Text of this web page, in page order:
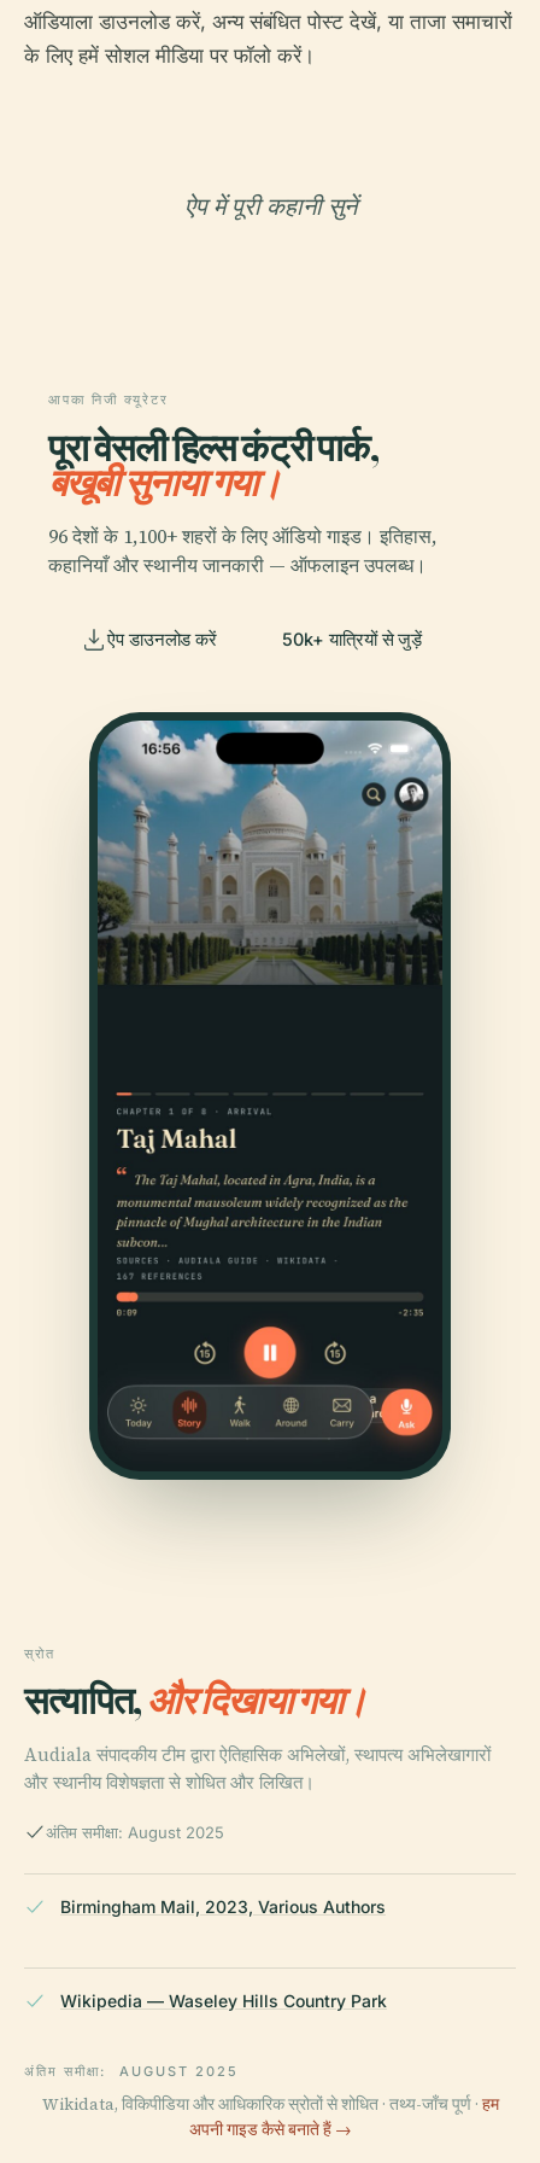
ऑडियाला डाउनलोड करें, अन्य संबंधित पोस्ट देखें, या ताजा समाचारों
के लिए हमें सोशल मीडिया पर फॉलो करें।
ऐप में पूरी कहानी सुनें
आपका निजी क्यूरेटर
पूरा वेसली हिल्स कंट्री पार्क,
बखूबी सुनाया गया।
96 देशों के 1,100+ शहरों के लिए ऑडियो गाइड। इतिहास,
कहानियाँ और स्थानीय जानकारी — ऑफलाइन उपलब्ध।
ऐप डाउनलोड करें 50k+ यात्रियों से जुड़ें
स्रोत
सत्यापित,और दिखाया गया।
Audiala संपादकीय टीम द्वारा ऐतिहासिक अभिलेखों, स्थापत्य अभिलेखागारों
और स्थानीय विशेषज्ञता से शोधित और लिखित।
अंतिम समीक्षा: August 2025
Birmingham Mail, 2023, Various Authors
Wikipedia — Waseley Hills Country Park
अंतिम समीक्षा: AUGUST 2025
Wikidata, विकिपीडिया और आधिकारिक स्रोतों से शोधित · तथ्य-जाँच पूर्ण · हम
अपनी गाइड कैसे बनाते हैं →